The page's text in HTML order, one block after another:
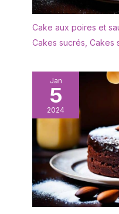
Cake aux poires et
Cakes sucrés Cakes
Jan
5
2024